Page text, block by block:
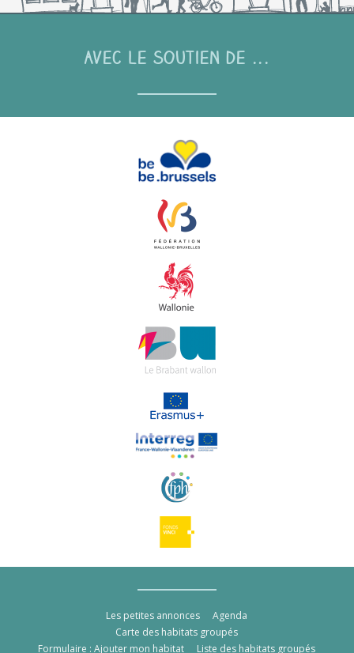
Avec le soutien de ...
Les petites annonces
Agenda
Carte des habitats groupés
Formulaire : Ajouter mon habitat
Liste des habitats groupés